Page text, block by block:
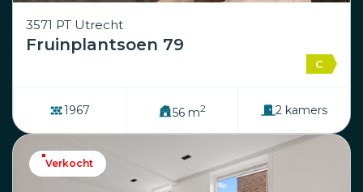
3571 PT Utrecht
Fruinplantsoen 79
C
1967 56 m2 2 kamers
Verkocht